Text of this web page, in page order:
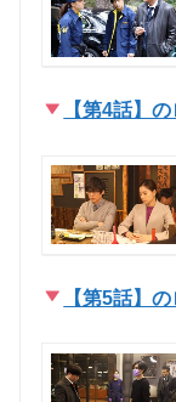
【第4話】
【第5話】